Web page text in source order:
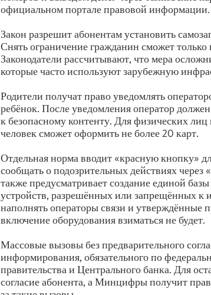
официальном портале правовой информации.
Закон разрешит абонентам установить
Снять ограничение гражданин сможет
Законодатели рассчитывают, что мера
которые часто используют зарубежную
Родители получат право уведомлять
ребёнок. После уведомления оператор
к безопасному контенту. Для физических лиц
человек сможет оформить не более 20 карт.
Отдельная норма вводит «красную кнопку»
сообщать о подозрительных действиях через
также предусматривает создание единой
устройств, разрешённых или запрещённых к
наполнять операторы связи и утверждённые
включение оборудования взиматься не будет.
Массовые вызовы без предварительного
информирования, обязательного по
правительства и Центрального банка. Для
согласие абонента, а Минцифры получит